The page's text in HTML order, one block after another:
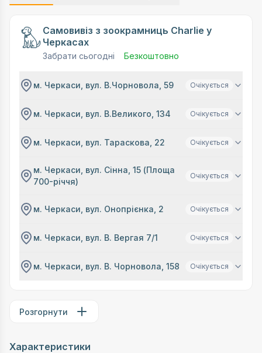
Самовивіз з зоокрамниць Charlie у
Черкасах
Забрати сьогодні Безкоштовно
м. Черкаси, вул. В.Чорновола, 59 Очікується
м. Черкаси, вул. В.Великого, 134 Очікується
м. Черкаси, вул. Тараскова, 22 Очікується
м. Черкаси, вул. Сінна, 15 (Площа
700-річчя)
Очікується
м. Черкаси, вул. Онопрієнка, 2 Очікується
м. Черкаси, вул. В. Вергая 7/1 Очікується
м. Черкаси, вул. В. Чорновола, 158 Очікується
Розгорнути
Характеристики